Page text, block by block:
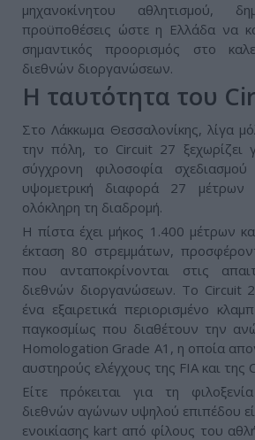
μηχανοκίνητου αθλητισμού,
προϋποθέσεις ώστε η Ελλάδα να
σημαντικός προορισμός στο
διεθνών διοργανώσεων.
Η ταυτότητα του
Στο Λάκκωμα Θεσσαλονίκης, λίγα
την πόλη, το Circuit 27 ξεχωρίζει
σύγχρονη φιλοσοφία
υψομετρική διαφορά 27 μέτρων
ολόκληρη τη διαδρομή.
Η πίστα έχει μήκος 1.400 μέτρων
έκταση 80 στρεμμάτων,
που ανταποκρίνονται στις
διεθνών διοργανώσεων. Το Circuit
ένα εξαιρετικά περιορισμένο
παγκοσμίως που διαθέτουν την
Homologation Grade A1, η οποία
αυστηρούς ελέγχους της FIA και της
Είτε πρόκειται για τη
διεθνών αγώνων υψηλού επιπέδου
ενοικίασης kart από φίλους του